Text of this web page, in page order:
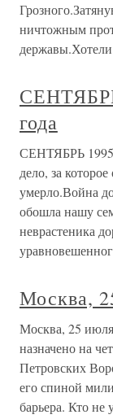
ничтожным
года
СЕНТЯБРЬ
дело, за
умерло.Война
обошла нашу
неврастеника
Москва,
Москва, 25
назначено на
Петровских
его спиной
барьера. Кто не